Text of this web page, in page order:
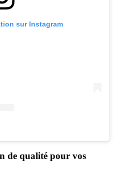
sur Instagram
de qualité pour vos